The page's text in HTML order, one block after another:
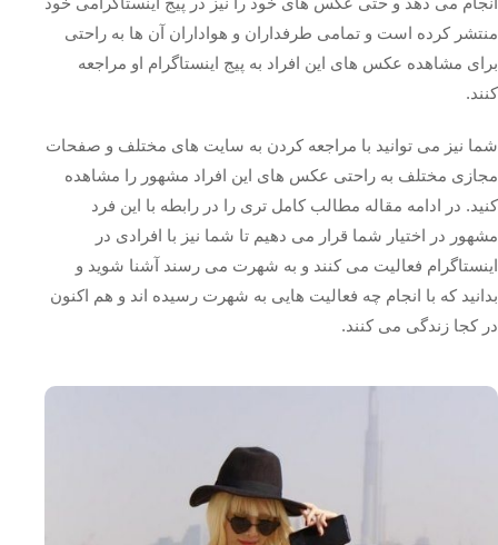
منتشر کرده است و تمامی طرفداران و هواداران آن ها به راحتی
برای مشاهده عکس های این افراد به پیج اینستاگرام او مراجعه
کنند.
شما نیز می‌ توانید با مراجعه کردن به سایت‌ های مختلف و صفحات
مجازی مختلف به راحتی عکس های این افراد مشهور را مشاهده
کنید. در ادامه مقاله مطالب کامل تری را در رابطه با این فرد
مشهور در اختیار شما قرار می دهیم تا شما نیز با افرادی در
اینستاگرام فعالیت می ‌کنند و به شهرت می‌ رسند آشنا شوید و
بدانید که با انجام چه فعالیت هایی به شهرت رسیده اند و هم اکنون
در کجا زندگی می کنند.